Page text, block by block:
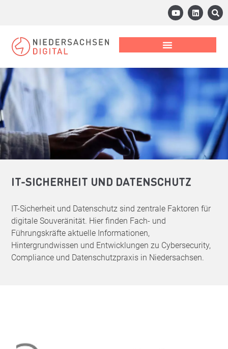
IT-SICHERHEIT UND DATENSCHUTZ
IT-Sicherheit und Datenschutz sind zentrale Faktoren für
digitale Souveränität. Hier finden Fach- und
Führungskräfte aktuelle Informationen,
Hintergrundwissen und Entwicklungen zu Cybersecurity,
Compliance und Datenschutzpraxis in Niedersachsen.